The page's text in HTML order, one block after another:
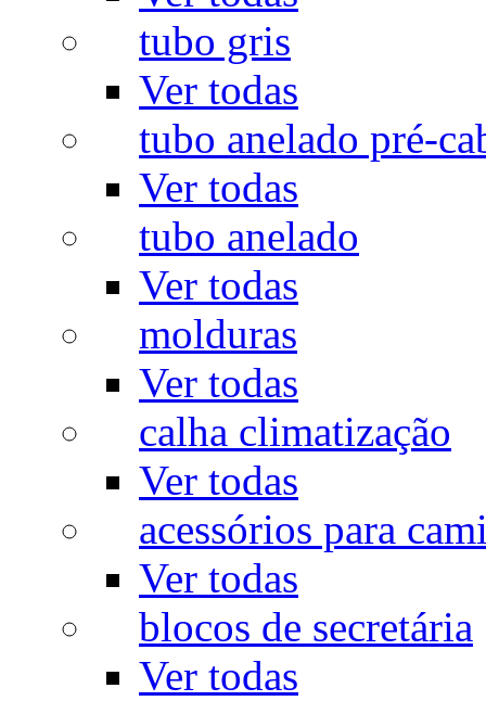
tubo gris
Ver todas
tubo anelado pré-
Ver todas
tubo anelado
Ver todas
molduras
Ver todas
calha climatização
Ver todas
acessórios para
Ver todas
blocos de secretária
Ver todas